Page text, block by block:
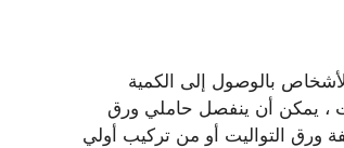
بالوصول إلى الكمية
، يمكن أن ينفصل حاملي ورق
ورق التواليت أو من تركيب أولي